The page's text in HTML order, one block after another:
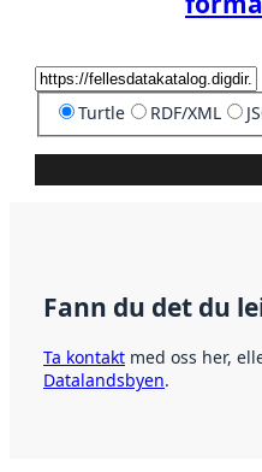
Turtle RDF/XML
Fann du det du
Ta kontakt med oss her,
Datalandsbyen.